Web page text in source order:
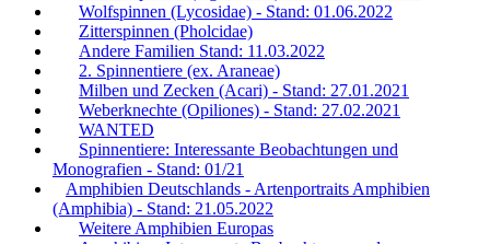
Wolfspinnen (Lycosidae) - Stand: 01.06.2022
Zitterspinnen (Pholcidae)
Andere Familien Stand: 11.03.2022
2. Spinnentiere (ex. Araneae)
Milben und Zecken (Acari) - Stand: 27.01.2021
Weberknechte (Opiliones) - Stand: 27.02.2021
WANTED
Spinnentiere: Interessante Beobachtungen und
Monografien - Stand: 01/21
Amphibien Deutschlands - Artenportraits Amphibien
(Amphibia) - Stand: 21.05.2022
Weitere Amphibien Europas